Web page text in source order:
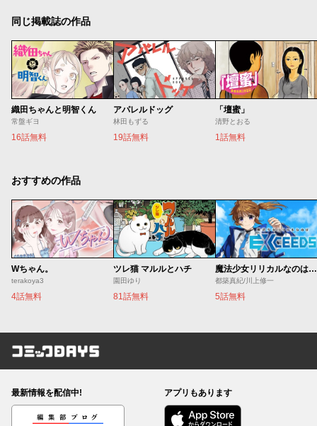
同じ掲載誌の作品
織田ちゃんと明智くん
常盤ギヨ
16話無料
アパレルドッグ
林田もずる
19話無料
「壇蜜」
清野とおる
1話無料
おすすめの作品
Wちゃん。
terakoya3
4話無料
ツレ猫 マルルとハチ
園田ゆり
81話無料
魔法少女リリカルなのは EXCEEDS
都築真紀/川上修一
5話無料
コミックDAYS
最新情報を配信中!
編集部ブログ
アプリもあります